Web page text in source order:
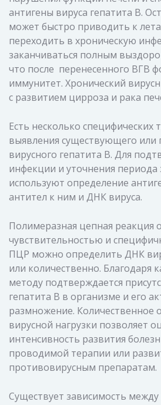
антигены вируса гепатита В.
может быстро приводить к
переходить в хроническую
заканчиваться полным
что после перенесенного ВГВ
иммунитет. Хронический
с развитием цирроза и рака
Есть несколько специфических
выявления существующего или
вирусного гепатита В. Для
инфекции и уточнения периода
используют определение
антител к ним и ДНК вируса.
Полимеразная цепная реакция
чувствительностью и
ПЦР можно определить ДНК
или количественно. Благодаря
методу подтверждается
гепатита В в организме и его
размножение. Количественное
вирусной нагрузки позволяет
интенсивность развития
проводимой терапии или
противовирусным препаратам.
Существует зависимость